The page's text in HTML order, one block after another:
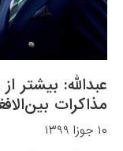
عبدالله: بیشتر
مذاکرات
۱۰ جوزا ۱۳۹۹